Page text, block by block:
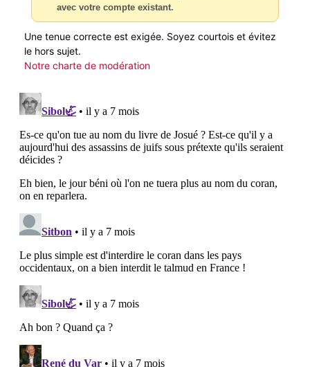
avec votre compte existant.
Une tenue correcte est exigée. Soyez courtois et évitez
le hors sujet.
Notre charte de modération